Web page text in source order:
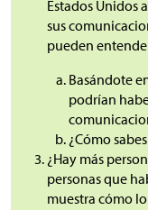
Estados Unidos
sus
pueden
Basándote
podrían
¿Cómo
¿Hay más
personas que
muestra cómo lo